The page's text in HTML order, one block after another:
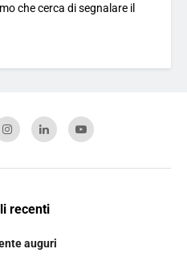
che cerca di segnalare il
recenti
auguri